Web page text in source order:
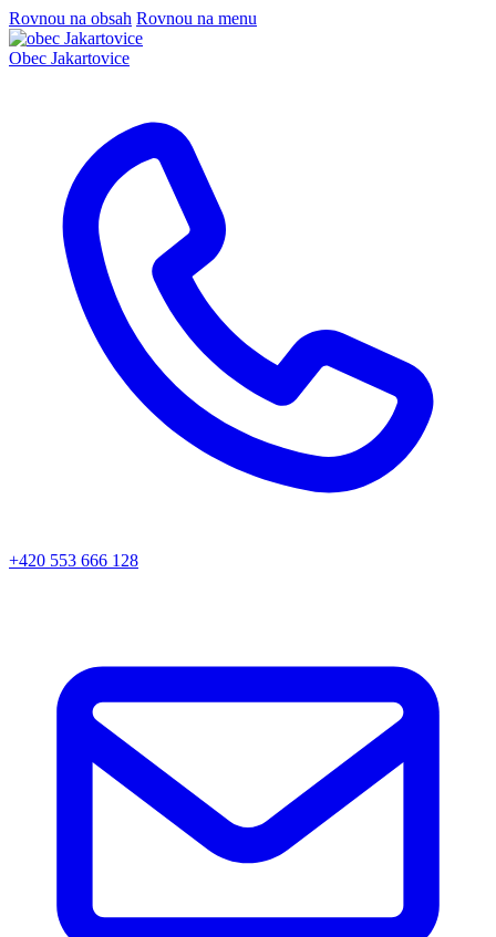
Rovnou na obsah Rovnou na menu
Obec Jakartovice
+420 553 666 128